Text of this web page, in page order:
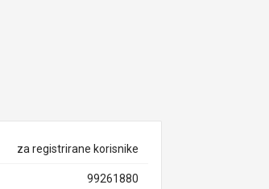
za registrirane korisnike
99261880